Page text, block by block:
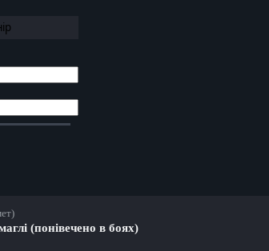
(понівечено в боях)